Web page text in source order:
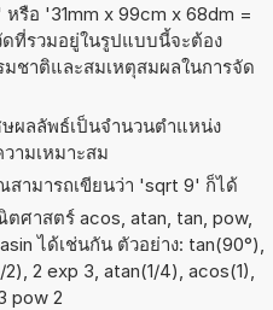
รือ '31mm x 99cm x 68dm =
ที่รวมอยู่ในรูปแบบนี้จะต้อง
มชาติและสมเหตุสมผลในการจัด
ผลลัพธ์เป็นจำนวนตำแหน่ง
ามเหมาะสม
ามารถเขียนว่า 'sqrt 9' ก็ได้
ศาสตร์ acos, atan, tan, pow,
ได้เช่นกัน ตัวอย่าง: tan(90°),
2 exp 3, atan(1/4), acos(1),
pow 2